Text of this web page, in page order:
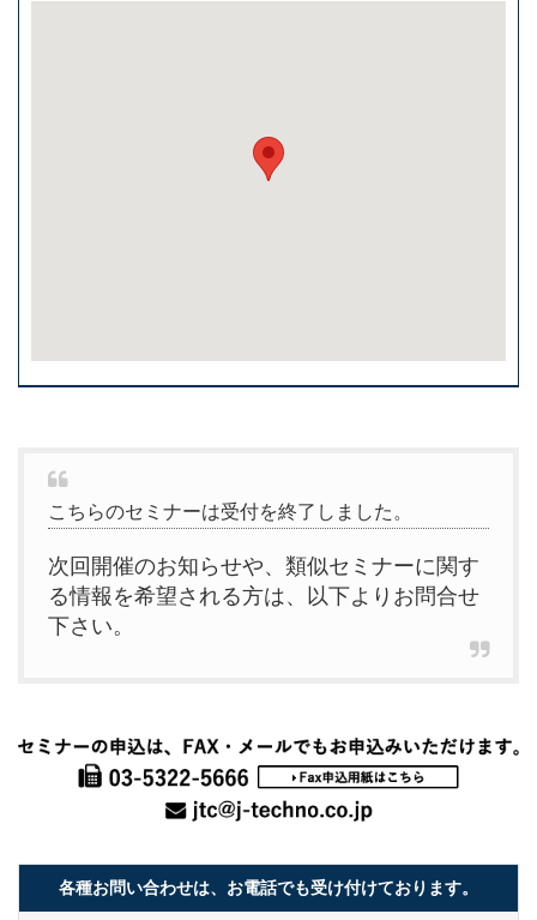
こちらのセミナーは受付を終了しました。
次回開催のお知らせや、類似セミナーに関す
る情報を希望される方は、以下よりお問合せ
下さい。
各種お問い合わせは、お電話でも受け付けております。